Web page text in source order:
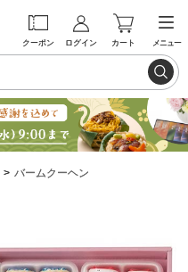
クーポン ログイン カート メニュー
バームクーヘン